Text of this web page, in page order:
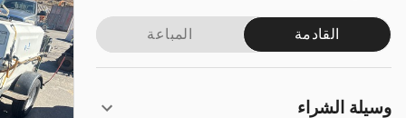
القادمة المباعة
وسيلة الشراء